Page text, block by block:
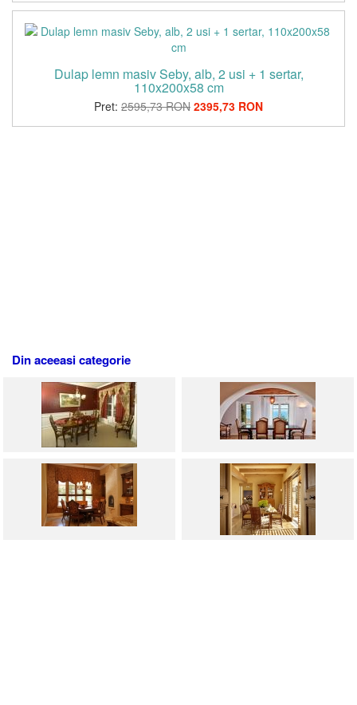
Dulap lemn masiv Seby, alb, 2 usi + 1 sertar,
110x200x58 cm
Pret: 2595,73 RON 2395,73 RON
Din aceeasi categorie